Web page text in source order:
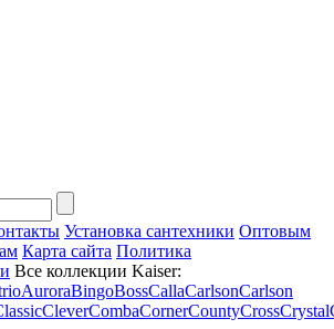
Установка сантехники Оптовым
Карта сайта Политика
Все коллекции Kaiser:
AuroraBingoBossCallaCarlsonCarlson
CleverCombaCornerCountyCrossCrystal